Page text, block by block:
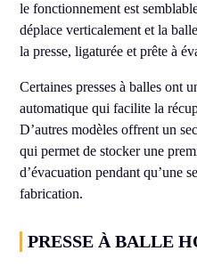
le fonctionnement est
déplace verticalement et la
la presse, ligaturée et prête à
Certaines presses à balles ont
automatique qui facilite la
D’autres modèles offrent un
qui permet de stocker une
d’évacuation pendant qu’une
fabrication.
PRESSE À BALLE